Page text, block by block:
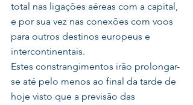
total nas ligações aéreas com a capital,
e por sua vez nas conexões com voos
para outros destinos europeus e
intercontinentais.
Estes constrangimentos irão prolongar-
se até pelo menos ao final da tarde de
hoje visto que a previsão das